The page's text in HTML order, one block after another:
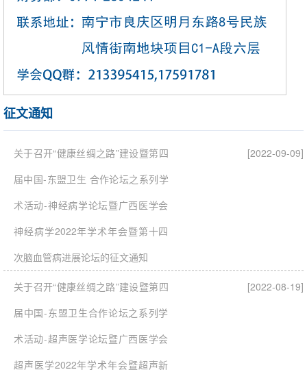
征文通知
关于召开“健康丝绸之路”建设暨第四
届中国-东盟卫生 合作论坛之系列学
术活动-神经病学论坛暨广西医学会
神经病学2022年学术年会暨第十四
次脑血管病进展论坛的征文通知
[2022-09-09]
关于召开“健康丝绸之路”建设暨第四
届中国-东盟卫生合作论坛之系列学
术活动-超声医学论坛暨广西医学会
超声医学2022年学术年会暨超声新
[2022-08-19]